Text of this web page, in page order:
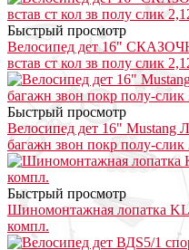
Быстрый просмотр
Велосипед дет 16"
встав ст кол зв полу слик
Быстрый просмотр
Велосипед дет 16"
багажн звон покр полу-
Быстрый просмотр
Шиномонтажная лопатка
компл.